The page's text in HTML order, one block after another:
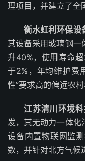
理项目，并建立了全
衡水虹利环保设
其设备采用玻璃钢一
升40%，使用寿命
于2%，年均维护费
性”要求高的偏远农村
江苏清川环境
发，其无动力一体化
设备内置物联网监
数，并针对北方气候